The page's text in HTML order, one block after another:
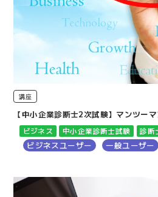
講座
【中小企業診断士2次試験】マンツー
ビジネス 中小企業診断士試験 診断
ビジネスユーザー 一般ユーザー